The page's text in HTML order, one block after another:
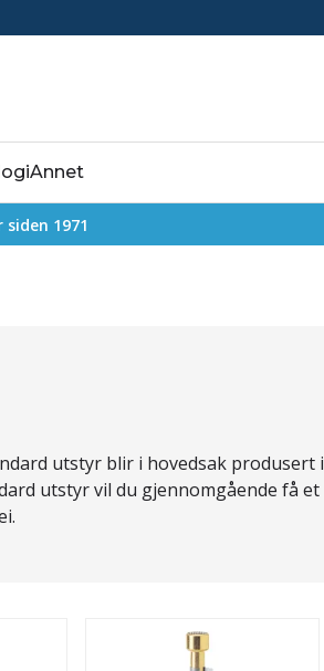
Annet
1971
utstyr blir i hovedsak produsert
utstyr vil du gjennomgående få